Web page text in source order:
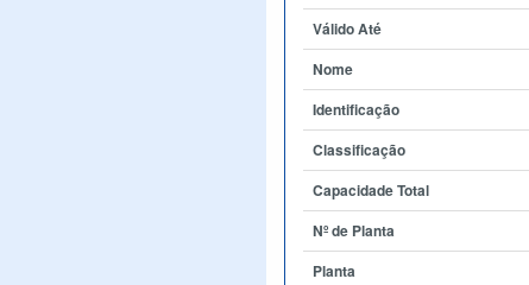
Válido Até
Nome
Identificação
Classificação
Capacidade Total
Nº de Planta
Planta